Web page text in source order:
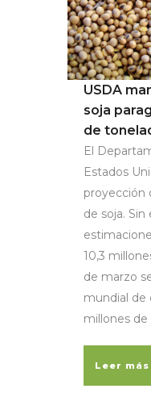
USDA
soja
de
El
Estados
proyección
de soja.
10,3
de marzo
mundial de
millones de
Leer más